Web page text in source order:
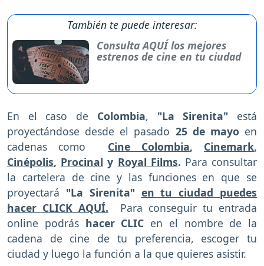
También te puede interesar:
Consulta AQUÍ los mejores
estrenos de cine en tu ciudad
En el caso de Colombia, "La Sirenita" está
proyectándose desde el pasado 25 de mayo en
cadenas como Cine Colombia, Cinemark,
Cinépolis, Procinal y Royal Films. Para consultar
la cartelera de cine y las funciones en que se
proyectará "La Sirenita" en tu ciudad puedes
hacer CLICK AQUÍ.
Para conseguir tu entrada
online podrás hacer CLIC en el nombre de la
cadena de cine de tu preferencia, escoger tu
ciudad y luego la función a la que quieres asistir.